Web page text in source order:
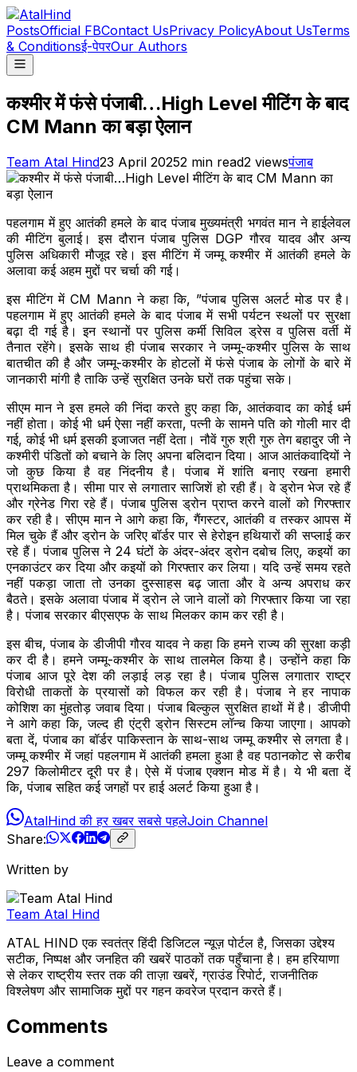
PostsOfficial FBContact UsPrivacy PolicyAbout UsTerms
& Conditionsई-पेपरOur Authors
कश्मीर में फंसे पंजाबी…High Level मीटिंग के बाद
CM Mann का बड़ा ऐलान
Team Atal Hind23 April 20252 min read2 viewsपंजाब
पहलगाम में हुए आतंकी हमले के बाद पंजाब मुख्यमंत्री भगवंत मान ने हाईलेवल
की मीटिंग बुलाई। इस दौरान पंजाब पुलिस DGP गौरव यादव और अन्य
पुलिस अधिकारी मौजूद रहे। इस मीटिंग में जम्मू कश्मीर में आतंकी हमले के
अलावा कई अहम मुद्दों पर चर्चा की गई।
इस मीटिंग में CM Mann ने कहा कि, ”पंजाब पुलिस अलर्ट मोड पर है।
पहलगाम में हुए आतंकी हमले के बाद पंजाब में सभी पर्यटन स्थलों पर सुरक्षा
बढ़ा दी गई है। इन स्थानों पर पुलिस कर्मी सिविल ड्रेस व पुलिस वर्ती में
तैनात रहेंगे। इसके साथ ही पंजाब सरकार ने जम्मू-कश्मीर पुलिस के साथ
बातचीत की है और जम्मू-कश्मीर के होटलों में फंसे पंजाब के लोगों के बारे में
जानकारी मांगी है ताकि उन्हें सुरक्षित उनके घरों तक पहुंचा सके।
सीएम मान ने इस हमले की निंदा करते हुए कहा कि, आतंकवाद का कोई धर्म
नहीं होता। कोई भी धर्म ऐसा नहीं करता, पत्नी के सामने पति को गोली मार दी
गई, कोई भी धर्म इसकी इजाजत नहीं देता। नौवें गुरु श्री गुरु तेग बहादुर जी ने
कश्मीरी पंडितों को बचाने के लिए अपना बलिदान दिया। आज आतंकवादियों ने
जो कुछ किया है वह निंदनीय है। पंजाब में शांति बनाए रखना हमारी
प्राथमिकता है। सीमा पार से लगातार साजिशें हो रही हैं। वे ड्रोन भेज रहे हैं
और ग्रेनेड गिरा रहे हैं। पंजाब पुलिस ड्रोन प्राप्त करने वालों को गिरफ्तार
कर रही है। सीएम मान ने आगे कहा कि, गैंगस्टर, आतंकी व तस्कर आपस में
मिल चुके हैं और ड्रोन के जरिए बॉर्डर पार से हेरोइन हथियारों की सप्लाई कर
रहे हैं। पंजाब पुलिस ने 24 घंटों के अंदर-अंदर ड्रोन दबोच लिए, कइयों का
एनकाउंटर कर दिया और कइयों को गिरफ्तार कर लिया। यदि उन्हें समय रहते
नहीं पकड़ा जाता तो उनका दुस्साहस बढ़ जाता और वे अन्य अपराध कर
बैठते। इसके अलावा पंजाब में ड्रोन ले जाने वालों को गिरफ्तार किया जा रहा
है। पंजाब सरकार बीएसएफ के साथ मिलकर काम कर रही है।
इस बीच, पंजाब के डीजीपी गौरव यादव ने कहा कि हमने राज्य की सुरक्षा कड़ी
कर दी है। हमने जम्मू-कश्मीर के साथ तालमेल किया है। उन्होंने कहा कि
पंजाब आज पूरे देश की लड़ाई लड़ रहा है। पंजाब पुलिस लगातार राष्ट्र
विरोधी ताकतों के प्रयासों को विफल कर रही है। पंजाब ने हर नापाक
कोशिश का मुंहतोड़ जवाब दिया। पंजाब बिल्कुल सुरक्षित हाथों में है। डीजीपी
ने आगे कहा कि, जल्द ही एंट्री ड्रोन सिस्टम लॉन्च किया जाएगा। आपको
बता दें, पंजाब का बॉर्डर पाकिस्तान के साथ-साथ जम्मू कश्मीर से लगता है।
जम्मू कश्मीर में जहां पहलगाम में आतंकी हमला हुआ है वह पठानकोट से करीब
297 किलोमीटर दूरी पर है। ऐसे में पंजाब एक्शन मोड में है। ये भी बता दें
कि, पंजाब सहित कई जगहों पर हाई अलर्ट किया हुआ है।
AtalHind की हर खबर सबसे पहलेJoin Channel
Share:
Written by
Team Atal Hind
ATAL HIND एक स्वतंत्र हिंदी डिजिटल न्यूज़ पोर्टल है, जिसका उद्देश्य
सटीक, निष्पक्ष और जनहित की खबरें पाठकों तक पहुँचाना है। हम हरियाणा
से लेकर राष्ट्रीय स्तर तक की ताज़ा खबरें, ग्राउंड रिपोर्ट, राजनीतिक
विश्लेषण और सामाजिक मुद्दों पर गहन कवरेज प्रदान करते हैं।
Comments
Leave a comment